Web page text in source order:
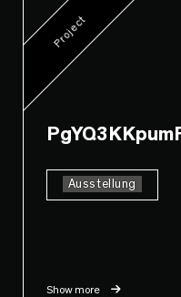
Project
Ausstellung
Show more